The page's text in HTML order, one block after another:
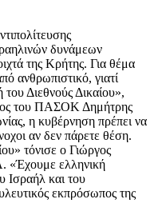
δυνάμεων
της Κρήτης. Για θέμα
ανθρωπιστικό, γιατί
Διεθνούς Δικαίου»,
του ΠΑΣΟΚ Δημήτρης
η κυβέρνηση πρέπει να
αν δεν πάρετε θέση.
τόνισε ο Γιώργος
«Έχουμε ελληνική
Ισραήλ και του
εκπρόσωπος της